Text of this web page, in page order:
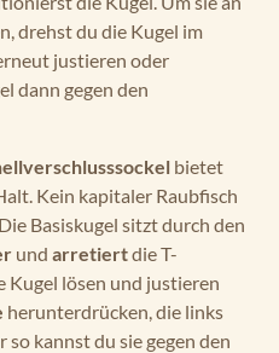
drehst du die Kugel im
justieren oder
dann gegen den
bietet
Kein kapitaler Raubfisch
Basiskugel sitzt durch den
und arretiertdie T-
Kugel lösen und justieren
herunterdrücken, die links
kannst du sie gegen den